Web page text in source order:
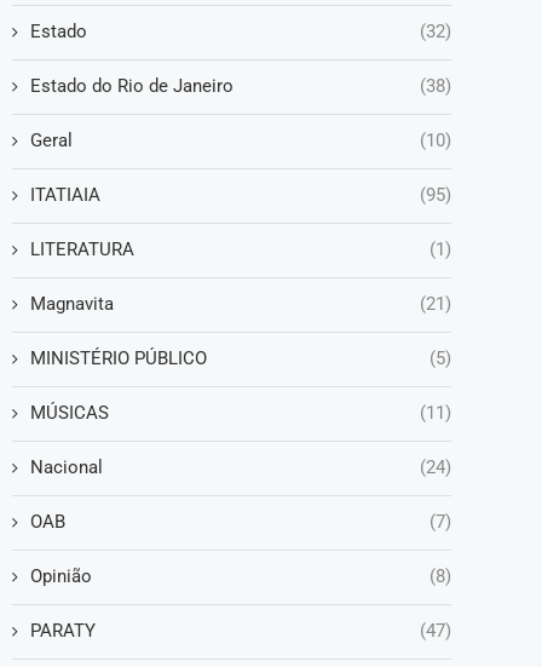
Estado (32)
Estado do Rio de Janeiro (38)
Geral (10)
ITATIAIA (95)
LITERATURA (1)
Magnavita (21)
MINISTÉRIO PÚBLICO (5)
MÚSICAS (11)
Nacional (24)
OAB (7)
Opinião (8)
PARATY (47)